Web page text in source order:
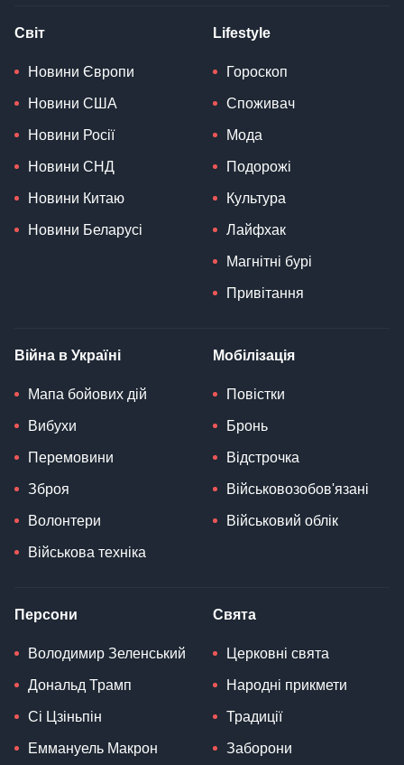
Світ
Новини Європи
Новини США
Новини Росії
Новини СНД
Новини Китаю
Новини Беларусі
Lifestyle
Гороскоп
Споживач
Мода
Подорожі
Культура
Лайфхак
Магнітні бурі
Привітання
Війна в Україні
Мапа бойових дій
Вибухи
Перемовини
Зброя
Волонтери
Військова техніка
Мобілізація
Повістки
Бронь
Відстрочка
Військовозобов'язані
Військовий облік
Персони
Володимир Зеленський
Дональд Трамп
Сі Цзіньпін
Еммануель Макрон
Свята
Церковні свята
Народні прикмети
Традиції
Заборони